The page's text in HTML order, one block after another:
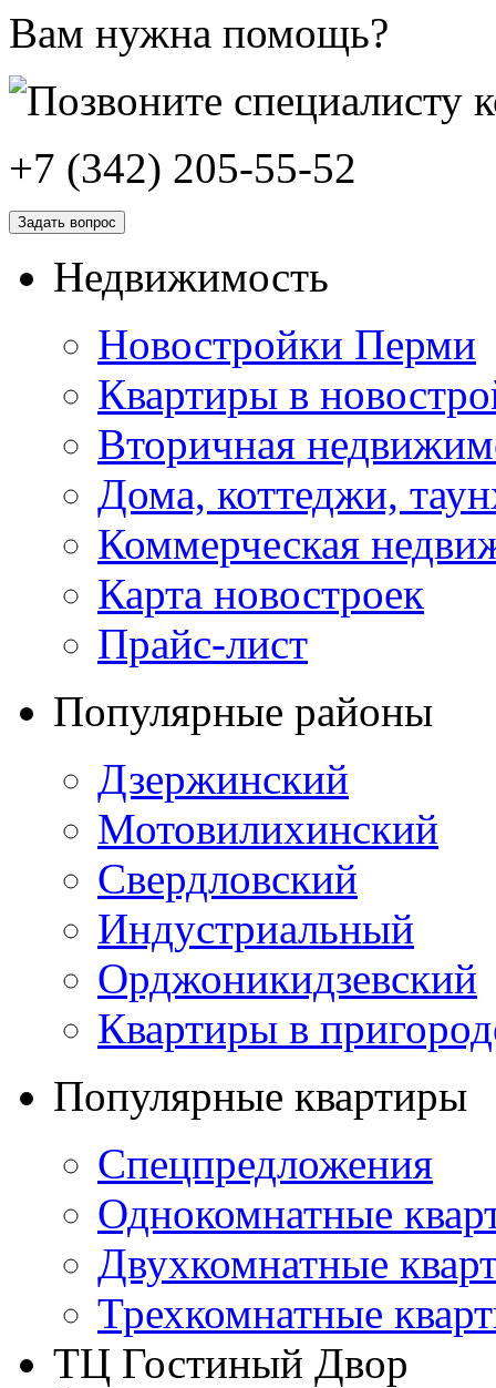
Вам нужна помощь?
+7 (342) 205-55-52
Задать вопрос
Недвижимость
Новостройки Перми
Квартиры в
Вторичная
Дома, коттеджи,
Коммерческая
Карта новостроек
Прайс-лист
Популярные районы
Дзержинский
Мотовилихинский
Свердловский
Индустриальный
Орджоникидзевский
Квартиры в
Популярные квартиры
Спецпредложения
Однокомнатные
Двухкомнатные
Трехкомнатные
ТЦ Гостиный Двор